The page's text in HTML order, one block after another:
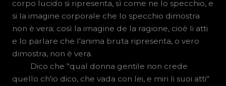
corpo lucido si ripresenta, sì come ne lo specchio, e
si la imagine corporale che lo specchio dimostra
non è vera; così la imagine de la ragione, cioè li atti
e lo parlare che l'anima bruta ripresenta, o vero
dimostra, non è vera.
Dico che "qual donna gentile non crede
quello ch'io dico, che vada con lei, e miri li suoi atti"